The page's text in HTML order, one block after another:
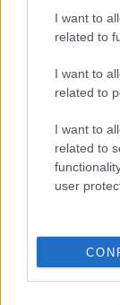
I want to
related to
I want to
related to
I want to
related to
user
Ez a